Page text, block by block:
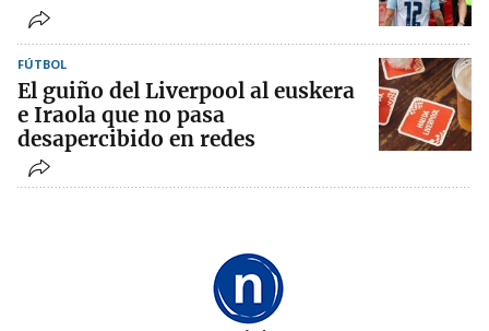
FÚTBOL
El guiño del Liverpool al euskera
e Iraola que no pasa
desapercibido en redes